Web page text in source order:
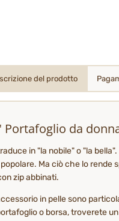
del prodotto
Portafoglio da
in "la nobile" o "la
Ma ciò che lo rende
zip abbinati.
in pelle sono
o borsa, troverete